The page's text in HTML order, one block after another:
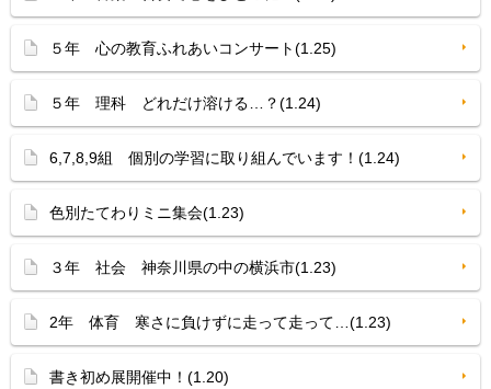
５年 心の教育ふれあいコンサート(1.25)
５年 理科 どれだけ溶ける…？(1.24)
6,7,8,9組 個別の学習に取り組んでいます！(1.24)
色別たてわりミニ集会(1.23)
３年 社会 神奈川県の中の横浜市(1.23)
2年 体育 寒さに負けずに走って走って…(1.23)
書き初め展開催中！(1.20)